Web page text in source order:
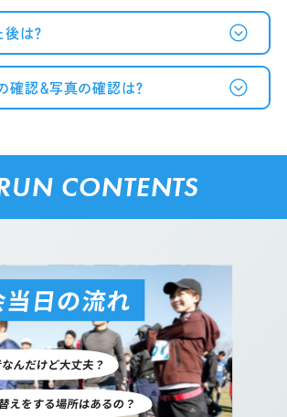
は？
確認＆写真の確認は？
CONTENTS